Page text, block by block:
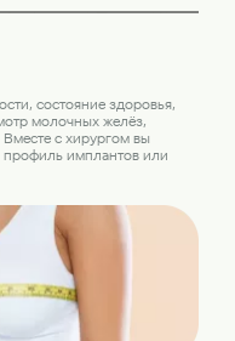
состояние здоровья,
молочных желёз,
с хирургом вы
имплантов или